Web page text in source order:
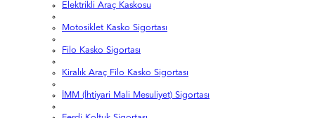
Elektrikli Araç Kaskosu
Motosiklet Kasko Sigortası
Filo Kasko Sigortası
Kiralık Araç Filo Kasko Sigortası
İMM (İhtiyari Mali Mesuliyet) Sigortası